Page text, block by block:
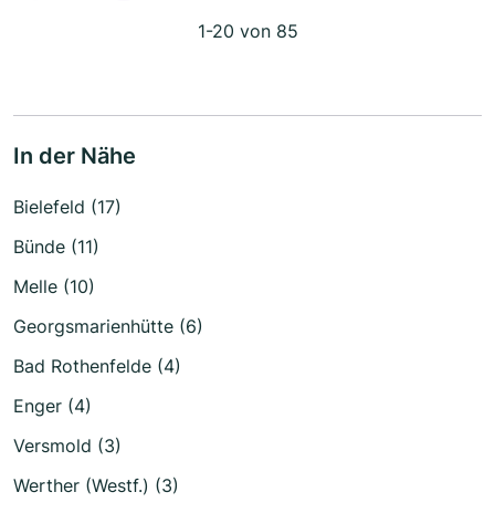
1-20 von 85
In der Nähe
Bielefeld (17)
Bünde (11)
Melle (10)
Georgsmarienhütte (6)
Bad Rothenfelde (4)
Enger (4)
Versmold (3)
Werther (Westf.) (3)